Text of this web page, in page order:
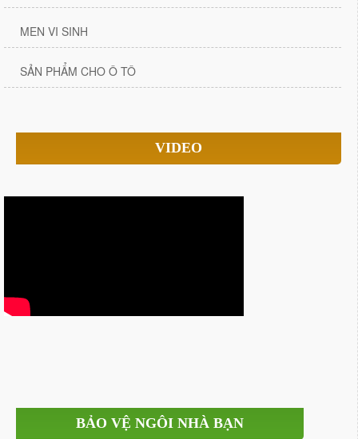
MEN VI SINH
SẢN PHẨM CHO Ô TÔ
VIDEO
BẢO VỆ NGÔI NHÀ BẠN